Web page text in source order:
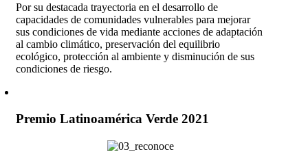
Por su destacada trayectoria en el desarrollo de
capacidades de comunidades vulnerables para mejorar
sus condiciones de vida mediante acciones de adaptación
al cambio climático, preservación del equilibrio
ecológico, protección al ambiente y disminución de sus
condiciones de riesgo.
Premio Latinoamérica Verde 2021